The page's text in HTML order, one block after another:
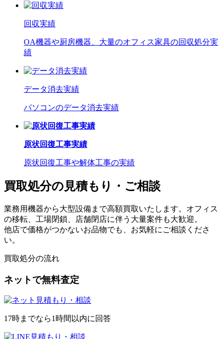
回収実績
OA機器や厨房機器、大量のオフィス家具の回収処分実
績
データ消去実績
パソコンのデータ消去実績
原状回復工事実績
原状回復工事や解体工事の実績
買取処分の見積もり・ご相談
業務用機器から大型設備まで高額買取いたします。オフィス
の移転、工場閉鎖、店舗閉店に伴う大量案件も大歓迎。
他店で価格がつかないお品物でも、お気軽にご相談くださ
い。
買取処分の流れ
ネットで無料査定
17時までなら1時間以内に回答